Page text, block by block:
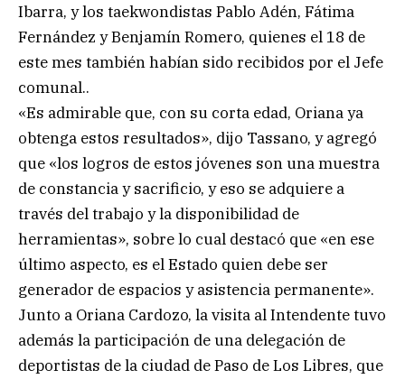
Ibarra, y los taekwondistas Pablo Adén, Fátima
Fernández y Benjamín Romero, quienes el 18 de
este mes también habían sido recibidos por el Jefe
comunal..
«Es admirable que, con su corta edad, Oriana ya
obtenga estos resultados», dijo Tassano, y agregó
que «los logros de estos jóvenes son una muestra
de constancia y sacrificio, y eso se adquiere a
través del trabajo y la disponibilidad de
herramientas», sobre lo cual destacó que «en ese
último aspecto, es el Estado quien debe ser
generador de espacios y asistencia permanente».
Junto a Oriana Cardozo, la visita al Intendente tuvo
además la participación de una delegación de
deportistas de la ciudad de Paso de Los Libres, que